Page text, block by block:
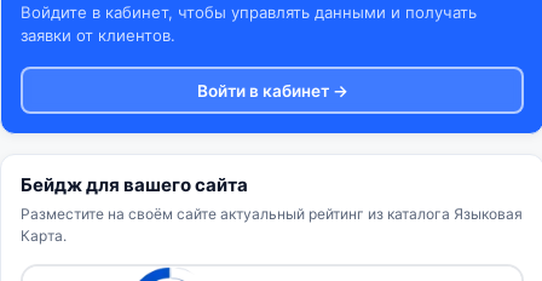
Войдите в кабинет, чтобы управлять данными и получать
заявки от клиентов.
Войти в кабинет →
Бейдж для вашего сайта
Разместите на своём сайте актуальный рейтинг из каталога Языковая
Карта.